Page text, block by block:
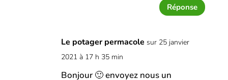
Réponse
Le potager permacole sur 25 janvier
2021 à 17 h 35 min
Bonjour 🙂 envoyez nous un